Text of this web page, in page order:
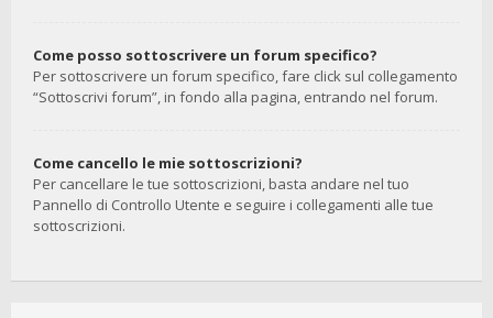
Come posso sottoscrivere un forum specifico?
Per sottoscrivere un forum specifico, fare click sul collegamento
“Sottoscrivi forum”, in fondo alla pagina, entrando nel forum.
Come cancello le mie sottoscrizioni?
Per cancellare le tue sottoscrizioni, basta andare nel tuo
Pannello di Controllo Utente e seguire i collegamenti alle tue
sottoscrizioni.